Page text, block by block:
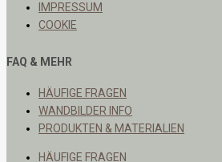
IMPRESSUM
COOKIE
FAQ & MEHR
HÄUFIGE FRAGEN
WANDBILDER INFO
PRODUKTEN & MATERIALIEN
HÄUFIGE FRAGEN